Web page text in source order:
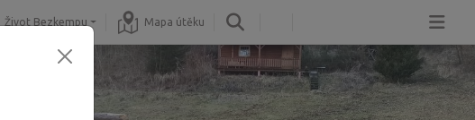
Život Bezkempu Mapa útěku